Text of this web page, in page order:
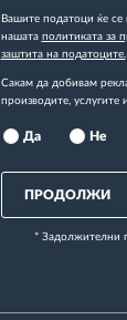
Вашите податоци ќе се
нашата политиката за
заштита на податоците.
Сакам да добивам
производите, услугите
Да Не
ПРОДОЛЖИ
* Задолжителни